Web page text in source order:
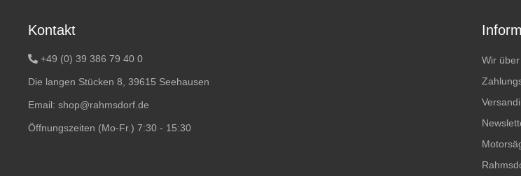
Kontakt
+49 (0) 39 386 79 40 0
Die langen Stücken 8, 39615 Seehausen
Email: shop@rahmsdorf.de
Öffnungszeiten (Mo-Fr.) 7:30 - 15:30
Wir